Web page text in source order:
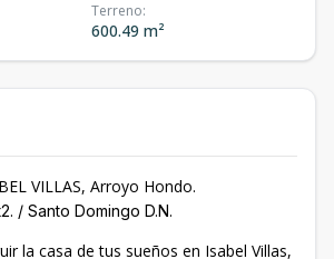
Terreno:
600.49 m²
VILLAS, Arroyo Hondo.
/ Santo Domingo D.N.
la casa de tus sueños en Isabel Villas,